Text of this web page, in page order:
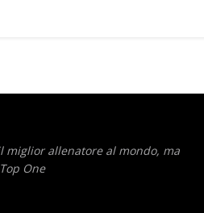
miglior allenatore al mondo, ma
One